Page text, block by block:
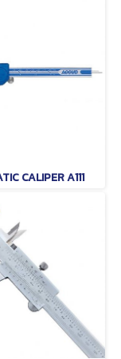
CALIPER A111